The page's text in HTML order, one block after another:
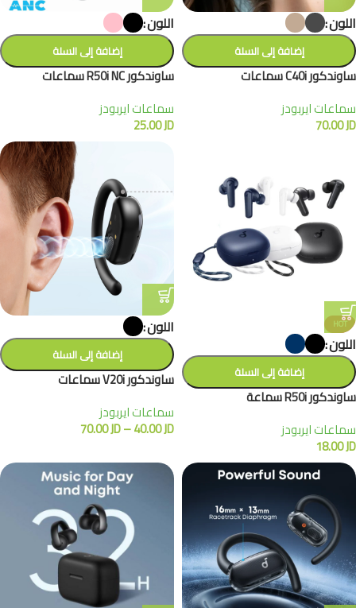
اللون
إضافة إلى السلة
ساوندكور C40i سماعات
سماعات ايربودز
70.00JD
اللون
إضافة إلى السلة
ساوندكور R50i NC سماعات
سماعات ايربودز
25.00JD
HOT
اللون
إضافة إلى السلة
ساوندكور R50i سماعة
سماعات ايربودز
18.00JD
اللون
إضافة إلى السلة
ساوندكور V20i سماعات
سماعات ايربودز
40.00JD
–
70.00JD